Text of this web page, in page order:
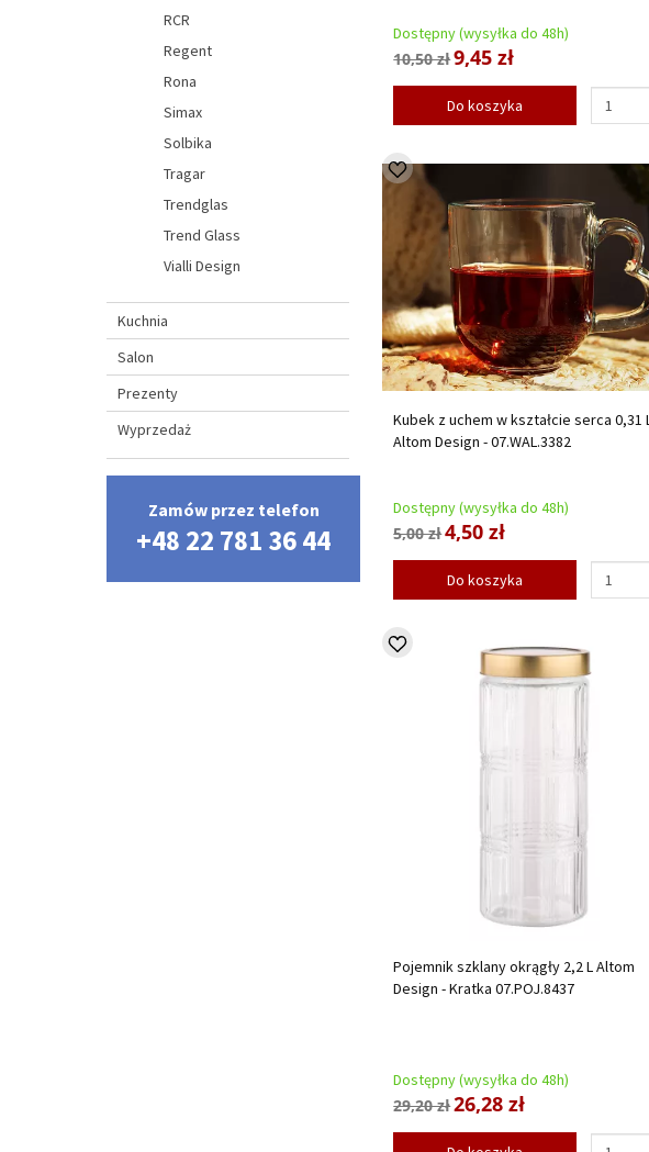
Dostępny (wysyłka do 48h)
10,50 zł9,45 zł
Do koszyka
Kubek z uchem w kształcie serca 0,31 L
Altom Design - 07.WAL.3382
Dostępny (wysyłka do 48h)
5,00 zł4,50 zł
Do koszyka
Pojemnik szklany okrągły 2,2 L Altom
Design - Kratka 07.POJ.8437
Dostępny (wysyłka do 48h)
29,20 zł26,28 zł
RCR
Regent
Rona
Simax
Solbika
Tragar
Trendglas
Trend Glass
Vialli Design
Kuchnia
Salon
Prezenty
Wyprzedaż
Zamów przez telefon
+48 22 781 36 44